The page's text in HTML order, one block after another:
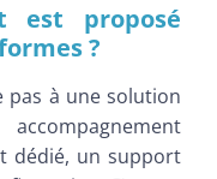
est proposé
?
pas à une solution
dédié, un support